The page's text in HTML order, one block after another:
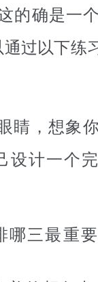
的确是一
过以下练
睛，想象
设计一个
哪三最重